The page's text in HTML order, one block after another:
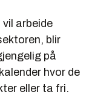
arbeide
blir
på
hvor de
eller ta fri.